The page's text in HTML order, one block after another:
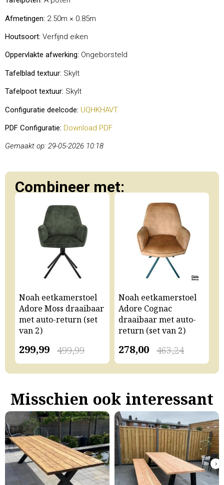
Afmetingen: 2.50m × 0.85m
Houtsoort: Verfijnd eiken
Oppervlakte afwerking: Ongeborsteld
Tafelblad textuur: Skylt
Tafelpoot textuur: Skylt
Configuratie deelcode: UQHKHAVT
PDF Configuratie: Download PDF
Gemaakt op: 29-05-2026 10:18
Combineer met:
Noah eetkamerstoel
Adore Moss draaibaar
met auto-return (set
van 2)
499,99
299,99
Noah eetkamerstoel
Adore Cognac
draaibaar met auto-
return (set van 2)
463,24
278,00
Misschien ook interessant
›